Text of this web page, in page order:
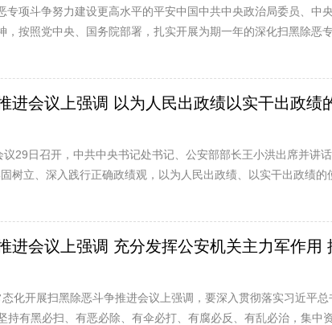
项斗争努力建设更高水平的平安中国中共中央政治局委员、中
，按照党中央、国务院部署，扎实开展为期一年的深化扫黑除
进会议上强调 以为人民出政绩以实干出政绩
日召开，中共中央书记处书记、公安部部长王小洪出席并讲
树立、深入践行正确政绩观，以为人民出政绩、以实干出政绩
进会议上强调 充分发挥公安机关主力军作用
化开展扫黑除恶斗争推进会议上强调，要深入贯彻落实习近平
持有黑必扫、有恶必除、有伞必打、有腐必反、有乱必治，集中